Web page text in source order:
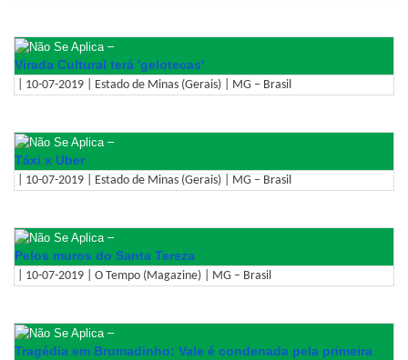
–
Virada Cultural terá 'gelotecas'
| 10-07-2019 | Estado de Minas (Gerais) | MG – Brasil
–
Táxi x Uber
| 10-07-2019 | Estado de Minas (Gerais) | MG – Brasil
–
Pelos muros do Santa Tereza
| 10-07-2019 | O Tempo (Magazine) | MG – Brasil
–
Tragédia em Brumadinho: Vale é condenada pela primeira